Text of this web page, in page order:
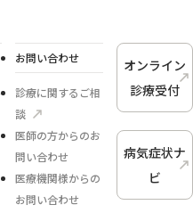
お問い合わせ
診療に関するご相
談
医師の方からのお
問い合わせ
医療機関様からの
お問い合わせ
オンライン
診療受付
病気症状ナ
ビ